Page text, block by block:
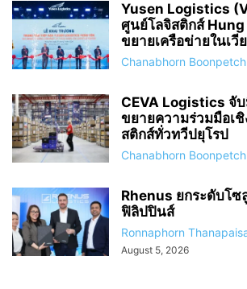
Yusen Logistics
ศูนย์โลจิสติกส์ Hung
ขยายเครือข่ายในเวี
Chanabhorn Boonpetch
CEVA Logistics จั
ขยายความร่วมมือเ
สติกส์ทั่วทวีปยุโรป
Chanabhorn Boonpetch
Rhenus ยกระดับโ
ฟิลิปปินส์
Ronnaphorn
August 5, 2026